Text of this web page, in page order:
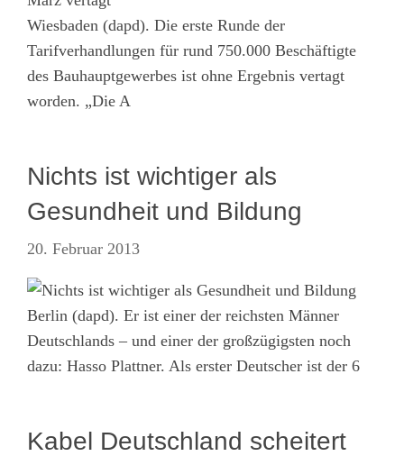
Wiesbaden (dapd). Die erste Runde der
Tarifverhandlungen für rund 750.000 Beschäftigte
des Bauhauptgewerbes ist ohne Ergebnis vertagt
worden. „Die A
Nichts ist wichtiger als
Gesundheit und Bildung
20. Februar 2013
Berlin (dapd). Er ist einer der reichsten Männer
Deutschlands – und einer der großzügigsten noch
dazu: Hasso Plattner. Als erster Deutscher ist der 6
Kabel Deutschland scheitert